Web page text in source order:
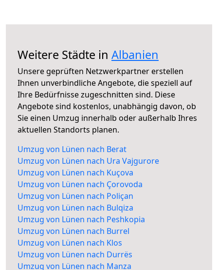
Weitere Städte in Albanien
Unsere geprüften Netzwerkpartner erstellen
Ihnen unverbindliche Angebote, die speziell auf
Ihre Bedürfnisse zugeschnitten sind. Diese
Angebote sind kostenlos, unabhängig davon, ob
Sie einen Umzug innerhalb oder außerhalb Ihres
aktuellen Standorts planen.
Umzug von Lünen nach Berat
Umzug von Lünen nach Ura Vajgurore
Umzug von Lünen nach Kuçova
Umzug von Lünen nach Çorovoda
Umzug von Lünen nach Poliçan
Umzug von Lünen nach Bulqiza
Umzug von Lünen nach Peshkopia
Umzug von Lünen nach Burrel
Umzug von Lünen nach Klos
Umzug von Lünen nach Durrës
Umzug von Lünen nach Manza